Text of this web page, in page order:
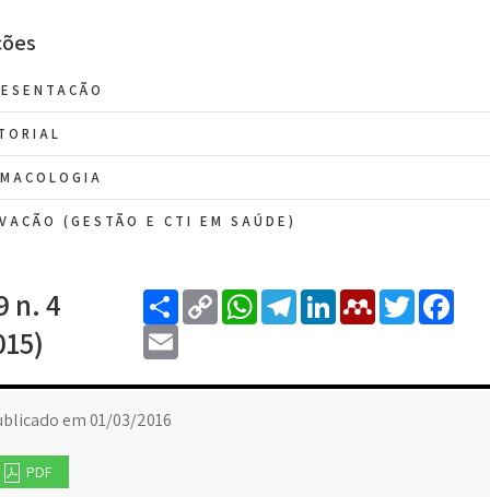
(GESTÃO E CTI EM SAÚDE)
n. 4
Share
Copy
LinkWhatsApp
Telegram
LinkedIn
Email
em 01/03/2016
PDF